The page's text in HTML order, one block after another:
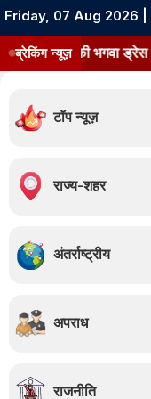
Friday, 07 Aug 2026 |
ब्रेकिंग न्यूज़
भगवा ड्रेस पर
टॉप न्यूज़
राज्य-शहर
अंतर्राष्ट्रीय
अपराध
राजनीति